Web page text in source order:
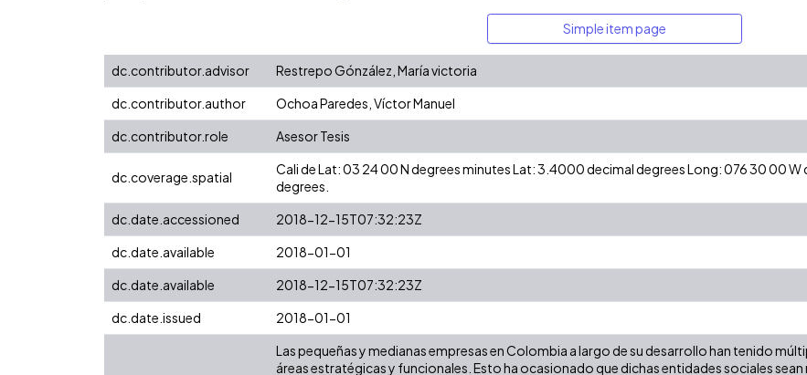
Simple item page
dc.contributor.advisor Restrepo Gónzález, María victoria
dc.contributor.author
Ochoa Paredes, Víctor Manuel
dc.contributor.role
Asesor Tesis
dc.coverage.spatial
Cali de Lat: 03 24 00 N degrees minutes Lat: 3.4000 decimal degrees Long: 076 30 00
degrees.
dc.date.accessioned
2018-12-15T07:32:23Z
dc.date.available
2018-01-01
dc.date.available
2018-12-15T07:32:23Z
dc.date.issued
2018-01-01
Las pequeñas y medianas empresas en Colombia a largo de su desarrollo han tenido
áreas estratégicas y funcionales. Esto ha ocasionado que dichas entidades sociales sean